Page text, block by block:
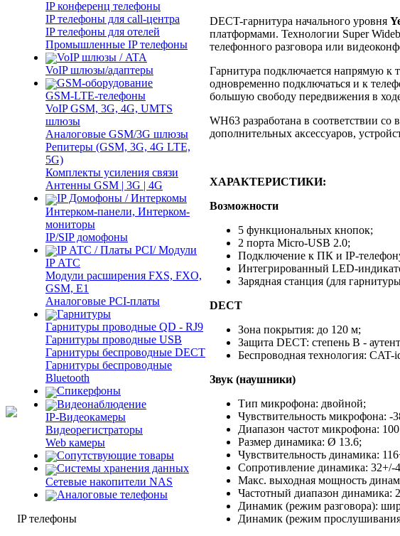
IP конференц телефоны
IP телефоны для call-центра
IP телефоны для отелей
Промышленные IP телефоны
VoIP шлюзы / ATA
VoIP шлюзы/адаптеры
GSM-оборудование
GSM-LTE-телефоны
VoIP GSM, 3G, 4G, UMTS
шлюзы
Аналоговые GSM/3G шлюзы
Репитеры (GSM, 3G, 4G LTE,
5G)
Комплекты усиления связи
Антенны GSM | 3G | 4G
IP Домофоны / Интеркомы
Интерком-панели, Интерком-
мониторы
IP/SIP домофоны
IP АТС / Платы PCI/ Модули
IP АТС
Модули расширения FXS, FXO,
GSM, E1
Аналоговые PCI-платы
Гарнитуры
Гарнитуры проводные QD - RJ9
Гарнитуры проводные USB
Гарнитуры беспроводные DECT
Гарнитуры беспроводные
Bluetooth
Спикерфоны
Видеонаблюдение
IP-Видеокамеры
Видеорегистраторы
Web камеры
Сопутствующие товары
Cистемы хранения данных
Сетевые накопители NAS
Аналоговые телефоны
IP телефоны
DECT-гарнитура начального уровня
платформами. Технологии Super
телефонного разговора или
Гарнитура подключается напрямую к
одновременно подключаться и к
большую свободу передвижения в
WH63 разработана в соответствии
дополнительных аксессуаров,
ХАРАКТЕРИСТИКИ:
Возможности
5 функциональных кнопок;
2 порта Micro-USB 2.0;
Подключение к ПК и IP-
Интегрированный LED-
Зарядная станция (для
DECT
Зона покрытия: до 120 м;
Защита DECT: степень B -
Беспроводная технология: CAT-
Звук (наушники)
Тип микрофона: двойной;
Чувствительность микрофона: -
Диапазон частот микрофона:
Размер динамика: Ø 13.6;
Чувствительность динамика:
Сопротивление динамика: 32+/-
Макс. выходная мощность
Частотный диапазон динамика:
Динамик (режим разговора):
Динамик (режим